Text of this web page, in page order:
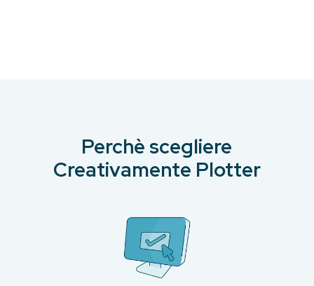
Perchè scegliere
Creativamente Plotter